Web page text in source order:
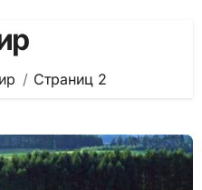
Страниц 2